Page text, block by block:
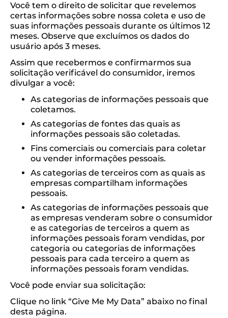
Você tem o direito de solicitar que revelemos
certas informações sobre nossa coleta e uso de
suas informações pessoais durante os últimos 12
meses. Observe que excluímos os dados do
usuário após 3 meses.
Assim que recebermos e confirmarmos sua
solicitação verificável do consumidor, iremos
divulgar a você:
As categorias de informações pessoais que
coletamos.
As categorias de fontes das quais as
informações pessoais são coletadas.
Fins comerciais ou comerciais para coletar
ou vender informações pessoais.
As categorias de terceiros com as quais as
empresas compartilham informações
pessoais.
As categorias de informações pessoais que
as empresas venderam sobre o consumidor
e as categorias de terceiros a quem as
informações pessoais foram vendidas, por
categoria ou categorias de informações
pessoais para cada terceiro a quem as
informações pessoais foram vendidas.
Você pode enviar sua solicitação:
Clique no link “Give Me My Data” abaixo no final
desta página.